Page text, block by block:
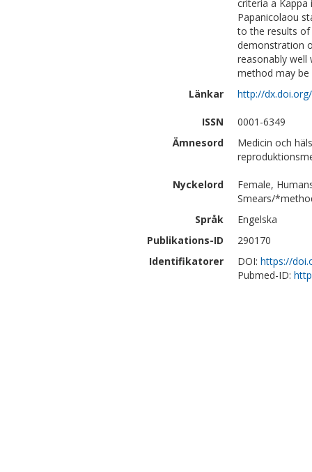
criteria a
Papanicolaou
to the results of
demonstration
reasonably well
method may
Länkar
http://
ISSN
0001-6349
Ämnesord
Medicin och
Nyckelord
Female,
Smears/
Språk
Engelska
Publikations-ID
290170
Identifikatorer
DOI: https://
Pubmed-ID: